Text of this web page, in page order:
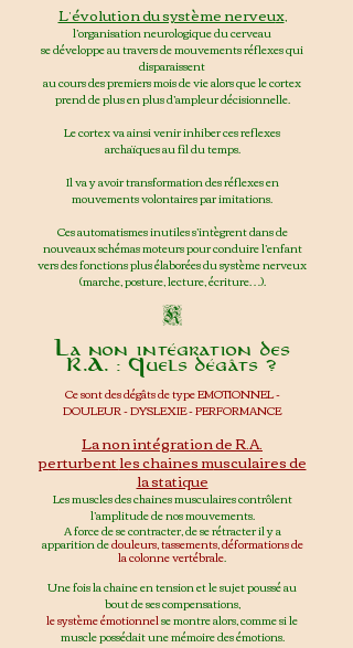
L’évolution du système nerveux,
l’organisation neurologique du cerveau
se développe au travers de mouvements réflexes qui
disparaissent
au cours des premiers mois de vie alors que le cortex
prend de plus en plus d’ampleur décisionnelle.
Le cortex vaainsivenir inhiber ces reflexes
archaïques au fil du temps.
Il va y avoir transformation des réflexes en
mouvements volontaires par imitations.
Ces automatismes inutiles s’intègrent dans de
nouveaux schémas moteurs pour conduire l’enfant
vers des fonctions plus élaborées du système nerveux
(marche, posture, lecture, écriture…).
K
La non intégration des
R.A. : Quelsdégâts ?
Ce sont des dégâts de type EMOTIONNEL -
DOULEUR - DYSLEXIE - PERFORMANCE
La non intégration de R.A.
perturbentles chaines musculaires de
la statique
Les muscles deschaines musculaires contrôlent
l’amplitude de nos mouvements.
A force de se contracter, de se rétracter il y a
apparition dedouleurs, tassements, déformations de
la colonne vertébrale.
Une fois la chaine en tension et le sujet poussé au
bout de ses compensations,
le système émotionnelse montre alors, comme si le
muscle possédait une mémoire des émotions.